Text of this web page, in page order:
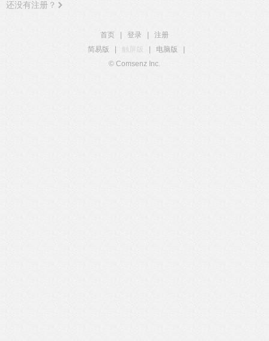
还没有注册？
首页 登录
注册
简易版
触屏版 电脑版
© Comsenz Inc.